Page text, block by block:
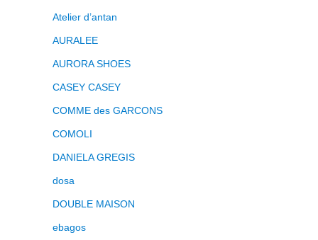
Atelier d’antan
AURALEE
AURORA SHOES
CASEY CASEY
COMME des GARCONS
COMOLI
DANIELA GREGIS
dosa
DOUBLE MAISON
ebagos